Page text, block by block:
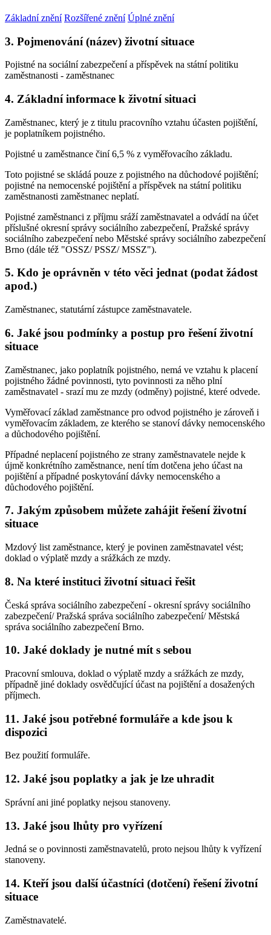
Základní znění Rozšířené znění Úplné znění
3. Pojmenování (název) životní situace
Pojistné na sociální zabezpečení a příspěvek na státní politiku
zaměstnanosti - zaměstnanec
4. Základní informace k životní situaci
Zaměstnanec, který je z titulu pracovního vztahu účasten pojištění,
je poplatníkem pojistného.
Pojistné u zaměstnance činí 6,5 % z vyměřovacího základu.
Toto pojistné se skládá pouze z pojistného na důchodové pojištění;
pojistné na nemocenské pojištění a příspěvek na státní politiku
zaměstnanosti zaměstnanec neplatí.
Pojistné zaměstnanci z příjmu sráží zaměstnavatel a odvádí na účet
příslušné okresní správy sociálního zabezpečení, Pražské správy
sociálního zabezpečení nebo Městské správy sociálního zabezpečení
Brno (dále též "OSSZ/ PSSZ/ MSSZ").
5. Kdo je oprávněn v této věci jednat (podat žádost
apod.)
Zaměstnanec, statutární zástupce zaměstnavatele.
6. Jaké jsou podmínky a postup pro řešení životní
situace
Zaměstnanec, jako poplatník pojistného, nemá ve vztahu k placení
pojistného žádné povinnosti, tyto povinnosti za něho plní
zaměstnavatel - srazí mu ze mzdy (odměny) pojistné, které odvede.
Vyměřovací základ zaměstnance pro odvod pojistného je zároveň i
vyměřovacím základem, ze kterého se stanoví dávky nemocenského
a důchodového pojištění.
Případné neplacení pojistného ze strany zaměstnavatele nejde k
újmě konkrétního zaměstnance, není tím dotčena jeho účast na
pojištění a případné poskytování dávky nemocenského a
důchodového pojištění.
7. Jakým způsobem můžete zahájit řešení životní
situace
Mzdový list zaměstnance, který je povinen zaměstnavatel vést;
doklad o výplatě mzdy a srážkách ze mzdy.
8. Na které instituci životní situaci řešit
Česká správa sociálního zabezpečení - okresní správy sociálního
zabezpečení/ Pražská správa sociálního zabezpečení/ Městská
správa sociálního zabezpečení Brno.
10. Jaké doklady je nutné mít s sebou
Pracovní smlouva, doklad o výplatě mzdy a srážkách ze mzdy,
případně jiné doklady osvědčující účast na pojištění a dosažených
příjmech.
11. Jaké jsou potřebné formuláře a kde jsou k
dispozici
Bez použití formuláře.
12. Jaké jsou poplatky a jak je lze uhradit
Správní ani jiné poplatky nejsou stanoveny.
13. Jaké jsou lhůty pro vyřízení
Jedná se o povinnosti zaměstnavatelů, proto nejsou lhůty k vyřízení
stanoveny.
14. Kteří jsou další účastníci (dotčení) řešení životní
situace
Zaměstnavatelé.